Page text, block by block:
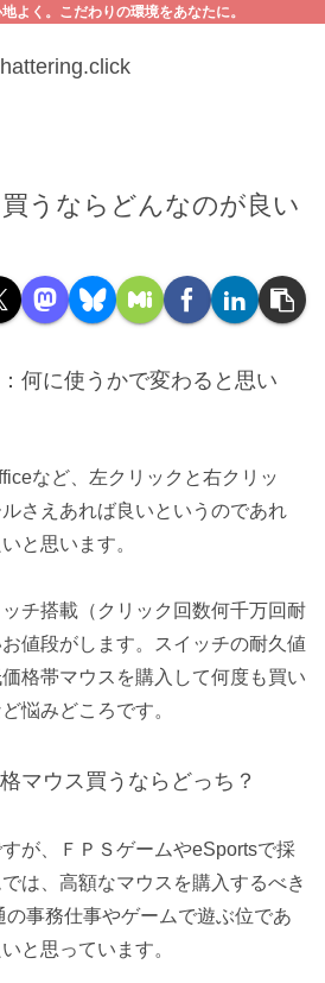
よく。こだわりの環境をあなたに。
うならどんなのが良い
何に使うかで変わると思い
など、左クリックと右クリッ
さえあれば良いというのであれ
と思います。
チ搭載（クリック回数何千万回耐
値段がします。スイッチの耐久値
格帯マウスを購入して何度も買い
悩みどころです。
マウス買うならどっち？
が、ＦＰＳゲームやeSportsで採
は、高額なマウスを購入するべき
事務仕事やゲームで遊ぶ位であ
と思っています。